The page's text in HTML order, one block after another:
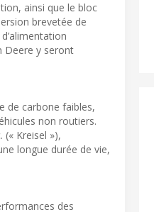
ainsi que le bloc
brevetée de
Deere y seront
de carbone faibles,
non routiers.
Kreisel »),
longue durée de vie,
des